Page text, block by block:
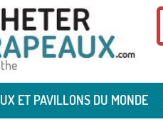
ET PAVILLONS DU MONDE